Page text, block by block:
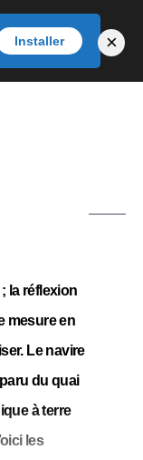
la réflexion
mesure en
Le navire
du quai
à terre
les
Installer ×